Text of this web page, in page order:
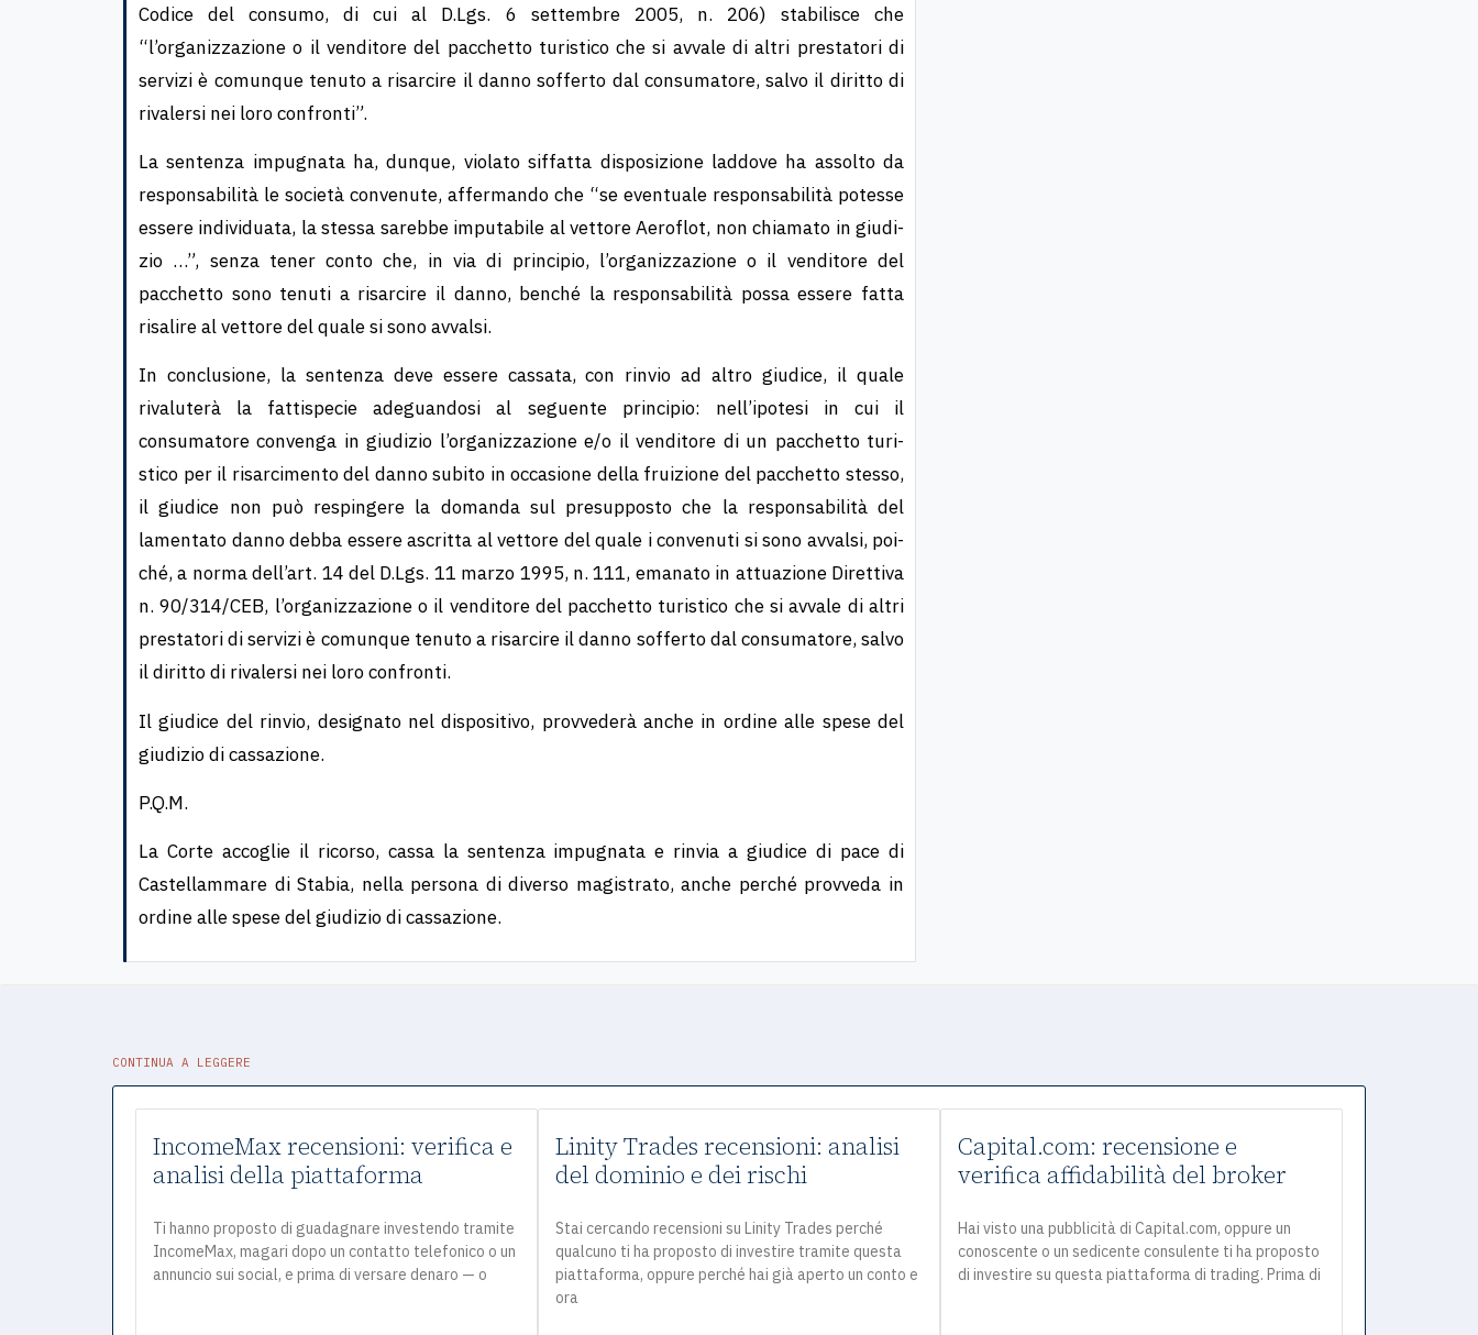
Codice del consumo, di cui al D.Lgs. 6 settembre 2005, n. 206) stabilisce che
“l’organizzazione o il venditore del pacchetto turistico che si avvale di altri presta­tori di
servizi è comunque tenuto a risarcire il danno sofferto dal consumatore, salvo il diritto di
rivalersi nei loro confronti”.
La sentenza impugnata ha, dunque, violato siffatta disposizione laddove ha assolto da
responsabilità le società convenute, affermando che “se eventuale respon­sabilità potesse
essere individuata, la stessa sarebbe imputabile al vettore Aeroflot, non chiamato in giudi­
zio …”, senza tener conto che, in via di principio, l’organizzazione o il venditore del
pacchetto sono te­nuti a risarcire il danno, benché la responsabilità possa essere fatta
risalire al vettore del quale si so­no avvalsi.
In conclusione, la sentenza deve essere cassata, con rinvio ad altro giudice, il quale
rivaluterà la fattispecie adeguandosi al seguente principio: nell’ipotesi in cui il
consumatore convenga in giudizio l’organizzazione e/o il venditore di un pacchetto turi­
stico per il risarcimento del danno subito in occasione della fruizione del pacchetto stesso,
il giudice non può respingere la domanda sul presupposto che la responsabilità del
lamentato danno debba essere ascritta al vettore del quale i convenuti si sono avvalsi, poi­
ché, a norma dell’art. 14 del D.Lgs. 11 marzo 1995, n. 111, emanato in attuazione Direttiva
n. 90/314/CEB, l’organizzazione o il venditore del pacchetto turistico che si avvale di altri
prestatori di servizi è comunque tenuto a risarcire il danno sofferto dal consumatore, salvo
il diritto di rivalersi nei loro confronti.
Il giudice del rinvio, designato nel dispositivo, provvederà anche in ordine alle spese del
giudizio di cassazione.
P.Q.M.
La Corte accoglie il ricorso, cassa la sentenza im­pugnata e rinvia a giudice di pace di
Castellammare di Stabia, nella persona di diverso magistrato, anche per­ché provveda in
ordine alle spese del giudizio di cassazione.
CONTINUA A LEGGERE
IncomeMax recensioni: verifica e
analisi della piattaforma
Ti hanno proposto di guadagnare investendo tramite
IncomeMax, magari dopo un contatto telefonico o un
annuncio sui social, e prima di versare denaro — o
Linity Trades recensioni: analisi
del dominio e dei rischi
Stai cercando recensioni su Linity Trades perché
qualcuno ti ha proposto di investire tramite questa
piattaforma, oppure perché hai già aperto un conto e
ora
Capital.com: recensione e
verifica affidabilità del broker
Hai visto una pubblicità di Capital.com, oppure un
conoscente o un sedicente consulente ti ha proposto
di investire su questa piattaforma di trading. Prima di